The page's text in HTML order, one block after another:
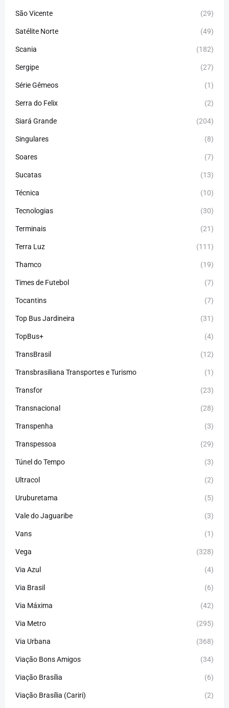
São Vicente (29)
Satélite Norte (49)
Scania (182)
Sergipe (27)
Série Gêmeos (1)
Serra do Felix (2)
Siará Grande (204)
Singulares (8)
Soares (7)
Sucatas (13)
Técnica (10)
Tecnologias (30)
Terminais (21)
Terra Luz (111)
Thamco (19)
Times de Futebol (7)
Tocantins (7)
Top Bus Jardineira (31)
TopBus+ (4)
TransBrasil (12)
Transbrasiliana Transportes e Turismo (1)
Transfor (23)
Transnacional (28)
Transpenha (3)
Transpessoa (29)
Túnel do Tempo (3)
Ultracol (2)
Uruburetama (5)
Vale do Jaguaribe (3)
Vans (1)
Vega (328)
Via Azul (4)
Via Brasil (6)
Via Máxima (42)
Via Metro (295)
Via Urbana (368)
Viação Bons Amigos (34)
Viação Brasília (6)
Viação Brasília (Cariri) (2)